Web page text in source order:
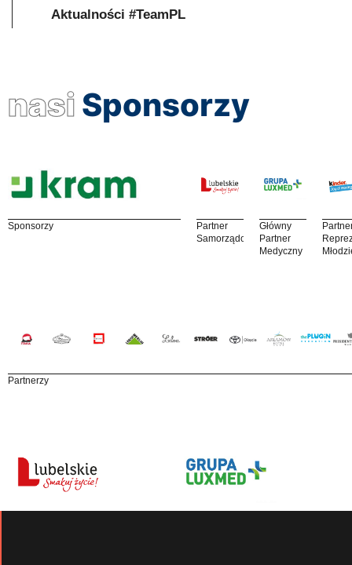
Aktualności #TeamPL
nasi Sponsorzy
Sponsorzy
Partner
Samorządowy
Główny
Partner
Medyczny
Partnerzy